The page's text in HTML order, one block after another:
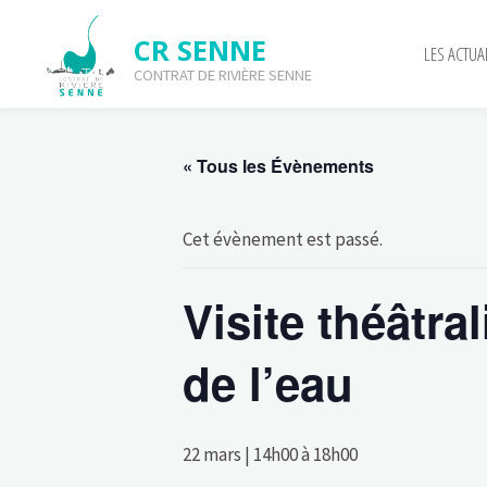
content
CR SENNE
CONTRAT DE RIVIÈRE SENNE
LES
Visite théâtralisée du
« Tous les Évènements
Cet évènement est passé.
Visite
de l’eau
22 mars | 14h00à 18h00